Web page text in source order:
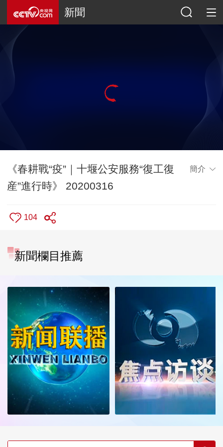
新聞
《春耕戰“疫”｜十堰公安服務“復工復
産”進行時》 20200316
簡介
104
新聞欄目推薦